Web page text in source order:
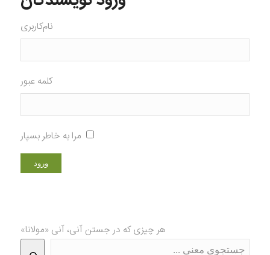
نام‌کاربری
کلمه عبور
مرا به خاطر بسپار
هر چیزی که در جستن آنی، آنی «مولانا»